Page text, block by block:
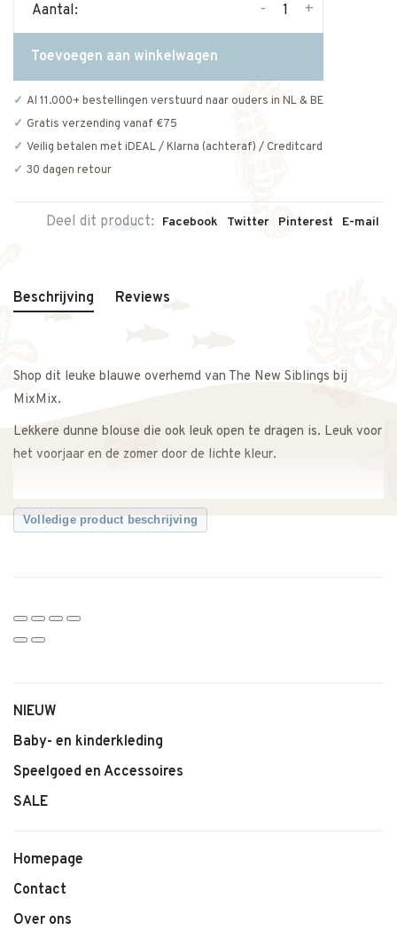
Aantal: +
-
Toevoegen aan winkelwagen
Al 11.000+ bestellingen verstuurd naar ouders in NL & BE
Gratis verzending vanaf €75
Veilig betalen met iDEAL / Klarna (achteraf) / Creditcard
30 dagen retour
Deel dit product: Facebook Twitter Pinterest E-mail
Beschrijving Reviews
Shop dit leuke blauwe overhemd van The New Siblings bij
MixMix.
Lekkere dunne blouse die ook leuk open te dragen is. Leuk voor
het voorjaar en de zomer door de lichte kleur.
Volledige product beschrijving
NIEUW
Baby- en kinderkleding
Speelgoed en Accessoires
SALE
Homepage
Contact
Over ons